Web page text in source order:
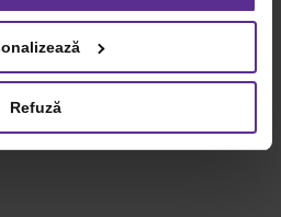
cookie.Detalii
Refuză